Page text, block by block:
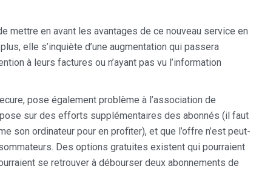
mettre en avant les avantages de ce nouveau service en
elle s’inquiète d’une augmentation qui passera
à leurs factures ou n’ayant pas vu l’information
pose également problème à l’association de
sur des efforts supplémentaires des abonnés (il faut
son ordinateur pour en profiter), et que l’offre n’est peut-
Des options gratuites existent qui pourraient
se retrouver à débourser deux abonnements de